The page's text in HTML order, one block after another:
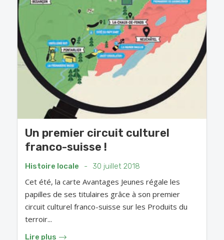
Un premier circuit culturel
franco-suisse !
Histoire locale - 30 juillet 2018
Cet été, la carte Avantages Jeunes régale les
papilles de ses titulaires grâce à son premier
circuit culturel franco-suisse sur les Produits du
terroir...
Lire plus